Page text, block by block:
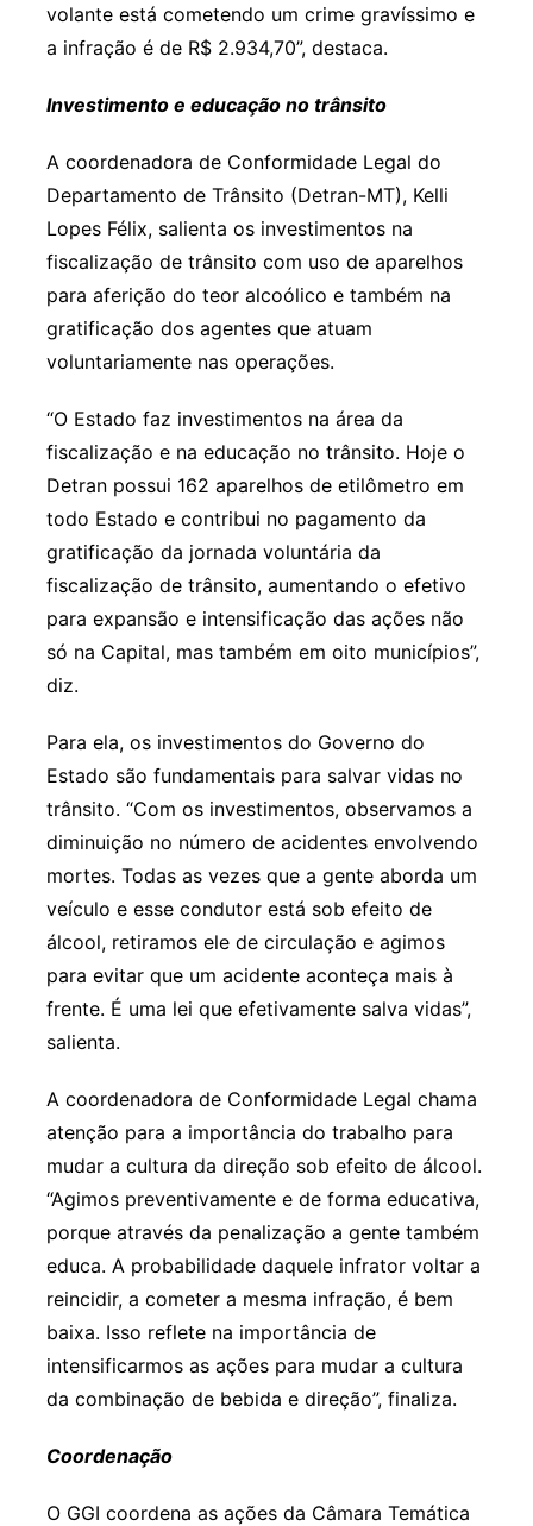
volante está cometendo um crime gravíssimo e
a infração é de R$ 2.934,70”, destaca.
Investimento e educação no trânsito
A coordenadora de Conformidade Legal do
Departamento de Trânsito (Detran-MT), Kelli
Lopes Félix, salienta os investimentos na
fiscalização de trânsito com uso de aparelhos
para aferição do teor alcoólico e também na
gratificação dos agentes que atuam
voluntariamente nas operações.
“O Estado faz investimentos na área da
fiscalização e na educação no trânsito. Hoje o
Detran possui 162 aparelhos de etilômetro em
todo Estado e contribui no pagamento da
gratificação da jornada voluntária da
fiscalização de trânsito, aumentando o efetivo
para expansão e intensificação das ações não
só na Capital, mas também em oito municípios”,
diz.
Para ela, os investimentos do Governo do
Estado são fundamentais para salvar vidas no
trânsito. “Com os investimentos, observamos a
diminuição no número de acidentes envolvendo
mortes. Todas as vezes que a gente aborda um
veículo e esse condutor está sob efeito de
álcool, retiramos ele de circulação e agimos
para evitar que um acidente aconteça mais à
frente. É uma lei que efetivamente salva vidas”,
salienta.
A coordenadora de Conformidade Legal chama
atenção para a importância do trabalho para
mudar a cultura da direção sob efeito de álcool.
“Agimos preventivamente e de forma educativa,
porque através da penalização a gente também
educa. A probabilidade daquele infrator voltar a
reincidir, a cometer a mesma infração, é bem
baixa. Isso reflete na importância de
intensificarmos as ações para mudar a cultura
da combinação de bebida e direção”, finaliza.
Coordenação
O GGI coordena as ações da Câmara Temática